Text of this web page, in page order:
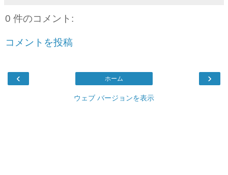
0 件のコメント:
コメントを投稿
‹ ›
ホーム
ウェブ バージョンを表示